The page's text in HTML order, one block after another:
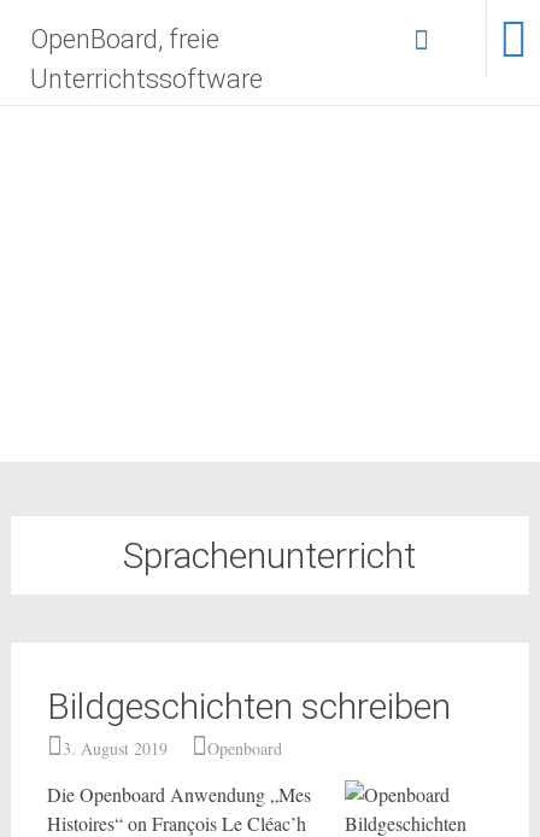
Inhalt
springen
OpenBoard, freie
Unterrichtssoftware
Sprachenunterricht
Bildgeschichten schreiben
3. August 2019 Openboard
Die Openboard Anwendung „Mes
Histoires“ on François Le Cléac’h